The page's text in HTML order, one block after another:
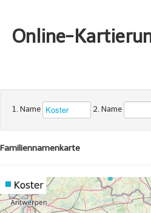
Online-
1. Name 2. Name
Familiennamenkarte